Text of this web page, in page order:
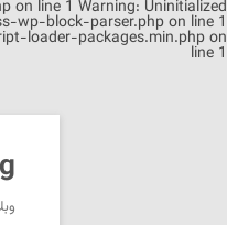
line 1 Warning: Uninitialized
wp-block-parser.php on line 1
loader-packages.min.php on
line 1